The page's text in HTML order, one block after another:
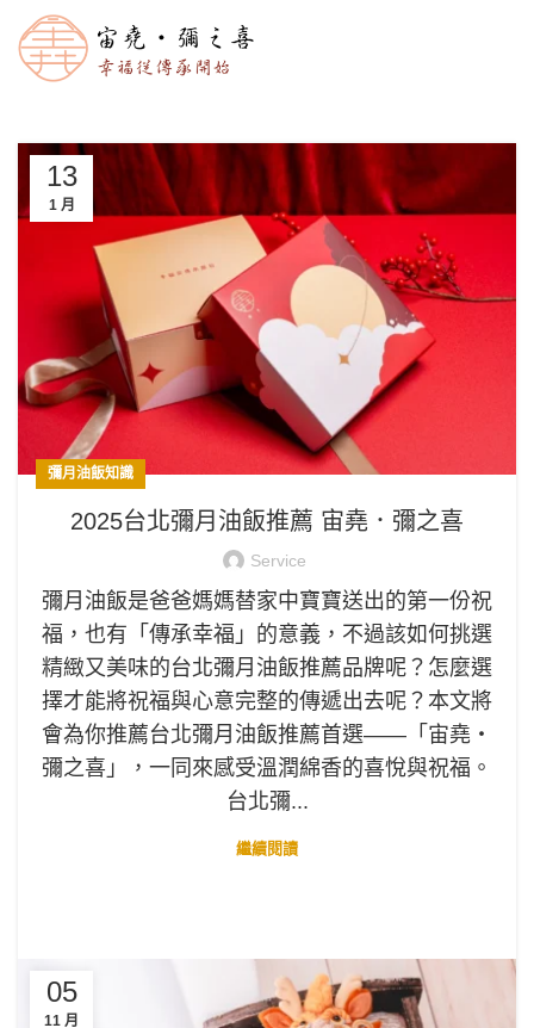
13
1 月
彌月油飯知識
2025台北彌月油飯推薦 宙堯．彌之喜
Service
彌月油飯是爸爸媽媽替家中寶寶送出的第一份祝
福，也有「傳承幸福」的意義，不過該如何挑選
精緻又美味的台北彌月油飯推薦品牌呢？怎麼選
擇才能將祝福與心意完整的傳遞出去呢？本文將
會為你推薦台北彌月油飯推薦首選——「宙堯‧
彌之喜」，一同來感受溫潤綿香的喜悅與祝福。
台北彌...
繼續閱讀
05
11 月